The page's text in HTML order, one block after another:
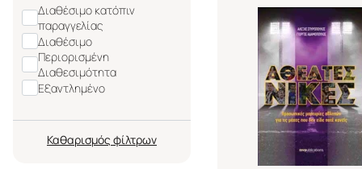
Διαθέσιμο κατόπιν
παραγγελίας
Διαθέσιμο
Περιορισμένη
Διαθεσιμότητα
Εξαντλημένο
Καθαρισμός